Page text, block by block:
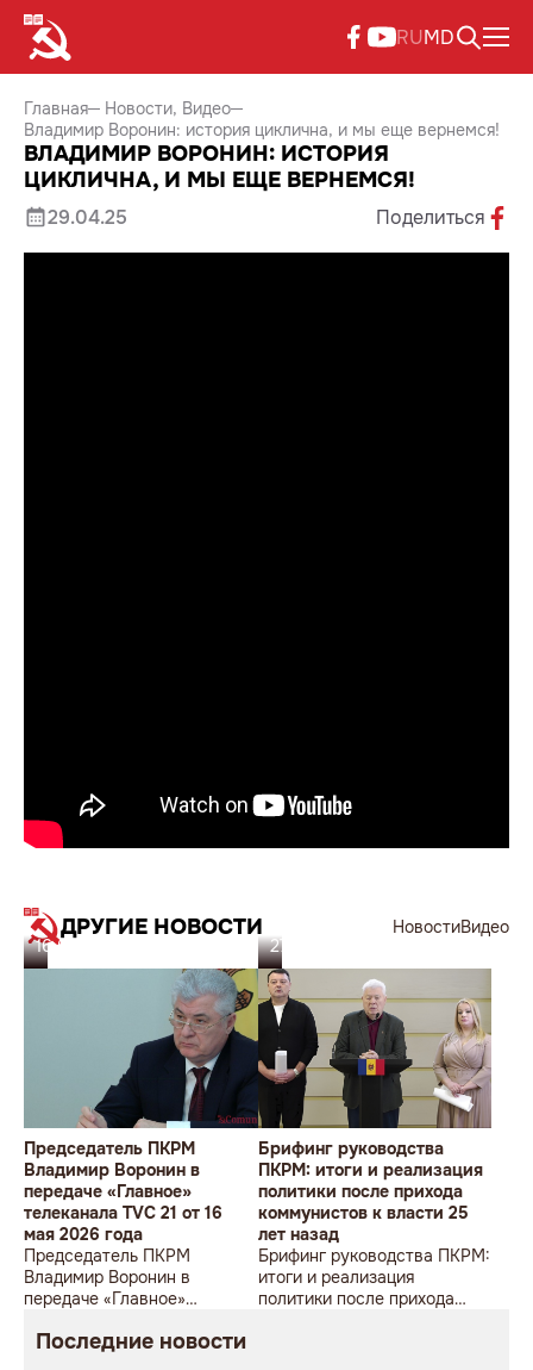
RUMD
Главная Новости Видео
Владимир Воронин: история циклична, и мы еще вернемся!
ВЛАДИМИР ВОРОНИН: ИСТОРИЯ
ЦИКЛИЧНА, И МЫ ЕЩЕ ВЕРНЕМСЯ!
29.04.25 Поделиться
ДРУГИЕ НОВОСТИ НовостиВидео
16.05.26
Председатель ПКРМ
Владимир Воронин в
передаче «Главное»
телеканала TVC 21 от 16
мая 2026 года
Председатель ПКРМ
Владимир Воронин в
передаче «Главное»
2026 года
27.02.26
Брифинг руководства
ПКРМ: итоги и реализация
политики после прихода
коммунистов к власти 25
лет назад
Брифинг руководства ПКРМ:
итоги и реализация
политики после прихода
Последние новости